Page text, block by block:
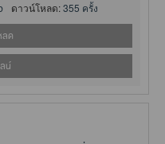
ดาวน์โหลด:355 ครั้ง
ลด
น์